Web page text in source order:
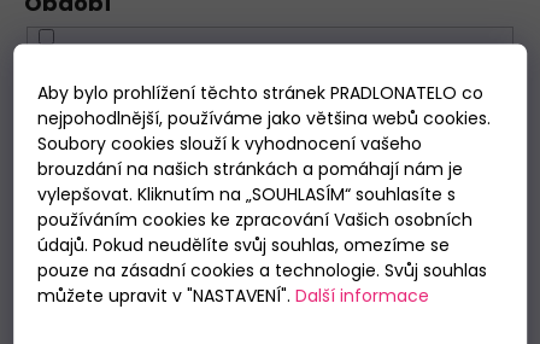
Aby bylo prohlížení těchto stránek PRADLONATELO co
nejpohodlnější, používáme jako většina webů cookies.
Soubory cookies slouží k vyhodnocení vašeho
brouzdání na našich stránkách a pomáhají nám je
vylepšovat. Kliknutím na „SOUHLASÍM“ souhlasíte s
používáním cookies ke zpracování Vašich osobních
údajů. Pokud neudělíte svůj souhlas, omezíme se
pouze na zásadní cookies a technologie. Svůj souhlas
můžete upravit v "NASTAVENÍ". Další informace
Zimní 2
Výrobce
Atlantic 10